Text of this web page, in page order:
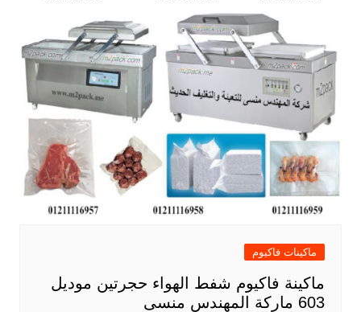
ماكينات فاكيوم
ماكينة فاكيوم شفط الهواء حجرتين موديل
603 ماركة المهندس منسى